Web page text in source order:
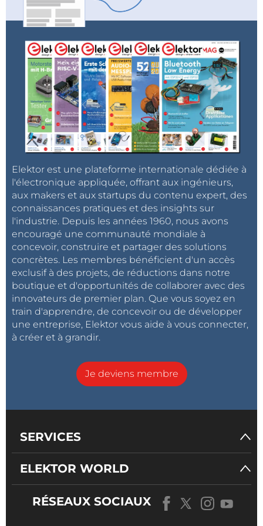
sans doute aussi les autres lecteurs
Hebdo.
* * * V o s r é a c t i o n s * * *
Reçu de J-C G. le 1/4 à 13h38
D'accord, mais aux conditions:
dans les déchetteries,
- que les magasins arrêtent de mettre
50gr d'emballage plastique pour 10gr
de matière utile, ou que l'on puisse
laisser dans les poubelles de ces
magasins tous les emballages que
ceux-ci nous imposent pour des raisons
légitimes ou pas.
- que les cartons d'emballage pour
envoies postaux soient en corrélation
avec le volume des articles
- que l'on ait la possibilité de vérifier
poubelles,
par un voisin indélicat
Reçu de E.A. le 1/4 à 13h52
Si le principe du payement en fonction
Elektor est une plateforme internationale dédiée à
l'électronique appliquée, offrant aux ingénieurs,
aux makers et aux startups du contenu expert, des
connaissances pratiques et des insights sur
l'industrie. Depuis les années 1960, nous avons
encouragé une communauté mondiale à
concevoir, construire et partager des solutions
concrètes. Les membres bénéficient d'un accès
exclusif à des projets, de réductions dans notre
boutique et d'opportunités de collaborer avec des
innovateurs de premier plan. Que vous soyez en
train d'apprendre, de concevoir ou de développer
une entreprise, Elektor vous aide à vous connecter,
à créer et à grandir.
Je deviens membre
SERVICES
ELEKTOR WORLD
RÉSEAUX SOCIAUX